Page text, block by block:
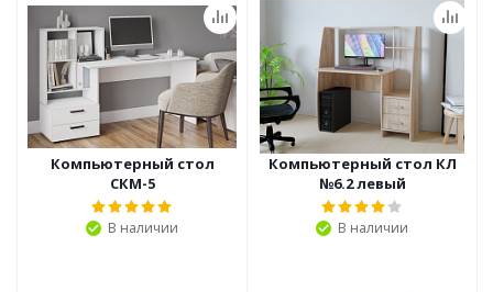
Компьютерный стол
СКМ-5
В наличии
Компьютерный стол КЛ
№6.2 левый
В наличии